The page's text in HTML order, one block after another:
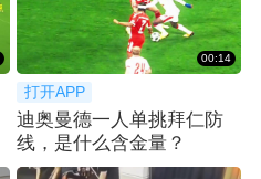
00:14
打开APP
迪奥曼德一人单挑拜仁防
线，是什么含金量？